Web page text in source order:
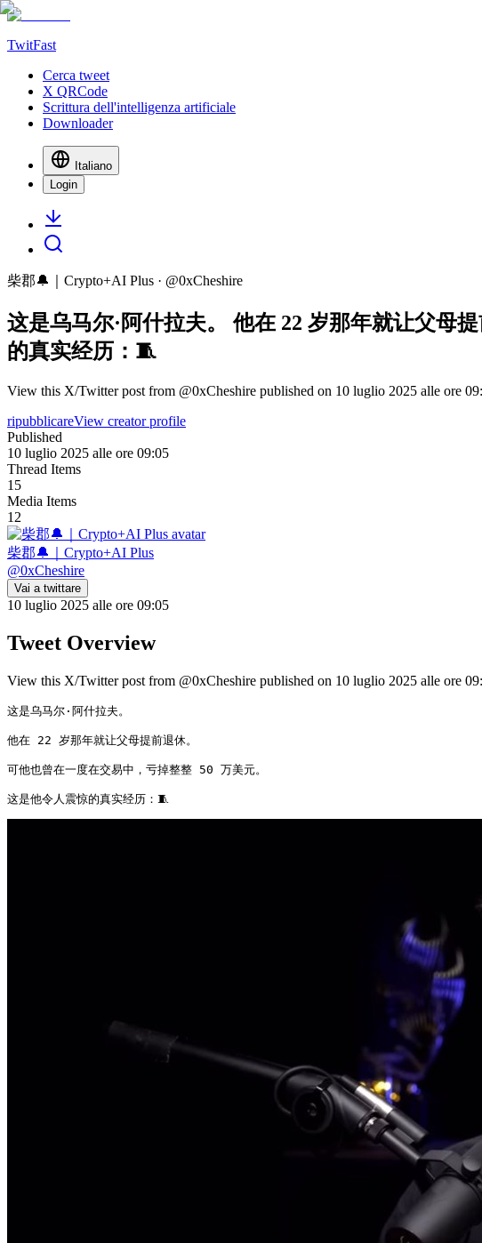
TwitFast
Cerca tweet
X QRCode
Scrittura dell'intelligenza artificiale
Downloader
Italiano
Login
柴郡🔔｜Crypto+AI Plus · @0xCheshire
这是乌马尔·阿什拉夫。 他在 22 岁那年就让父母
的真实经历：🧵
View this X/Twitter post from @0xCheshire published on 10 luglio 2025 alle ore
ripubblicareView creator profile
Published
10 luglio 2025 alle ore 09:05
Thread Items
15
Media Items
12
柴郡🔔｜Crypto+AI Plus
@0xCheshire
Vai a twittare
10 luglio 2025 alle ore 09:05
Tweet Overview
View this X/Twitter post from @0xCheshire published on 10 luglio 2025 alle ore
这是乌马尔·阿什拉夫。
他在 22 岁那年就让父母提前退休。
可他也曾在一度在交易中，亏掉整整 50 万美元。
这是他令人震惊的真实经历：🧵